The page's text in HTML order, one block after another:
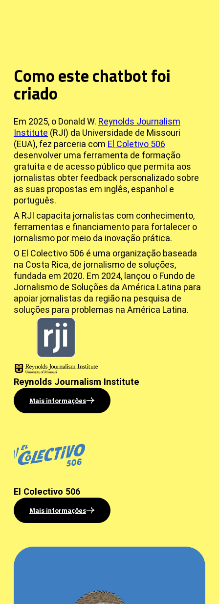
Como este chatbot foi
criado
Em 2025, o Donald W. Reynolds Journalism
Institute (RJI) da Universidade de Missouri
(EUA), fez parceria com El Coletivo 506
desenvolver uma ferramenta de formação
gratuita e de acesso público que permita aos
jornalistas obter feedback personalizado sobre
as suas propostas em inglês, espanhol e
português.
A RJI capacita jornalistas com conhecimento,
ferramentas e financiamento para fortalecer o
jornalismo por meio da inovação prática.
O El Colectivo 506 é uma organização baseada
na Costa Rica, de jornalismo de soluções,
fundada em 2020. Em 2024, lançou o Fundo de
Jornalismo de Soluções da América Latina para
apoiar jornalistas da região na pesquisa de
soluções para problemas na América Latina.
Reynolds Journalism Institute
Mais informações
El Colectivo 506
Mais informações